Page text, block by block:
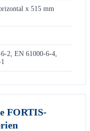
x 515 mm
2, EN 61000-6-4,
FORTIS-